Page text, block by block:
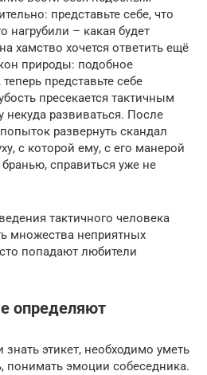
представьте себе, что
нагрубили – какая будет
хамство хочется ответить ещё
природы: подобное
представьте себе
пресекается тактичным
развиваться. После
развернуть скандал
с которой ему, с его манерой
справиться уже не
тактичного человека
множества неприятных
попадают любители
определяют
этикет, необходимо уметь
понимать эмоции собеседника.